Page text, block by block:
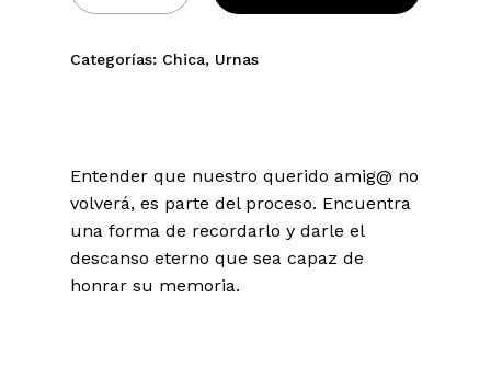
Categorías: Chica, Urnas
Entender que nuestro querido amig@ no
volverá, es parte del proceso. Encuentra
una forma de recordarlo y darle el
descanso eterno que sea capaz de
honrar su memoria.